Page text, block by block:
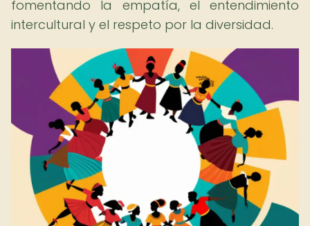
fomentando la empatía, el entendimiento
intercultural y el respeto por la diversidad.